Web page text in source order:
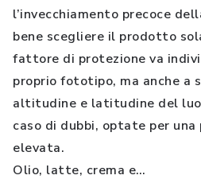
l’invecchiamento precoce
bene scegliere il prodotto
fattore di protezione va
proprio fototipo, ma anche a
altitudine e latitudine del
caso di dubbi, optate per una
elevata.
Olio, latte, crema e…